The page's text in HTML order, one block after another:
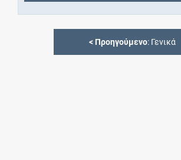
< Προηγούμενο: Γενικά